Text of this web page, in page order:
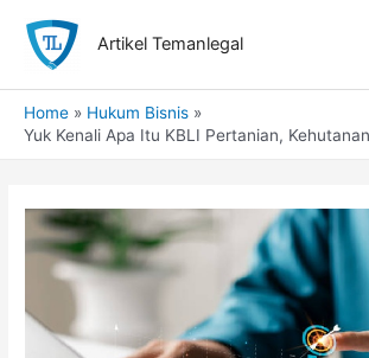
content
Artikel Temanlegal
Home
Hukum Bisnis
Yuk Kenali Apa Itu KBLI Pertanian,